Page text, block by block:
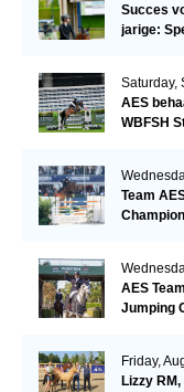
Succes
jarige:
Saturday,
AES
WBFSH
Team
AES
Jumping
Friday,
Lizzy